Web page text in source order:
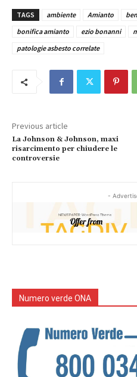
TAGS ambiente Amianto
bonifica amianto
ezio bonanni
patologie asbesto correlate
Previous article
La Johnson & Johnson, maxi
risarcimento per chiudere le
controversie
-
Numero verde ONA